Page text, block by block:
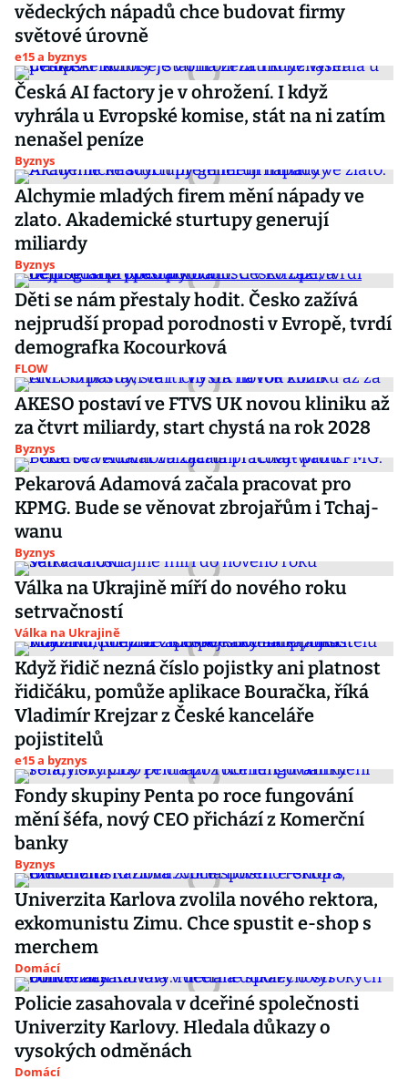
vědeckých nápadů chce budovat firmy
světové úrovně
e15 a byznys
Česká AI factory je v ohrožení. I když
vyhrála u Evropské komise, stát na ni zatím
nenašel peníze
Byznys
Alchymie mladých firem mění nápady ve
zlato. Akademické sturtupy generují
miliardy
Byznys
Děti se nám přestaly hodit. Česko zažívá
nejprudší propad porodnosti v Evropě, tvrdí
demografka Kocourková
FLOW
AKESO postaví ve FTVS UK novou kliniku až
za čtvrt miliardy, start chystá na rok 2028
Byznys
Pekarová Adamová začala pracovat pro
KPMG. Bude se věnovat zbrojařům i Tchaj-
wanu
Byznys
Válka na Ukrajině míří do nového roku
setrvačností
Válka na Ukrajině
Když řidič nezná číslo pojistky ani platnost
řidičáku, pomůže aplikace Bouračka, říká
Vladimír Krejzar z České kanceláře
pojistitelů
e15 a byznys
Fondy skupiny Penta po roce fungování
mění šéfa, nový CEO přichází z Komerční
banky
Byznys
Univerzita Karlova zvolila nového rektora,
exkomunistu Zimu. Chce spustit e-shop s
merchem
Domácí
Policie zasahovala v dceřiné společnosti
Univerzity Karlovy. Hledala důkazy o
vysokých odměnách
Domácí